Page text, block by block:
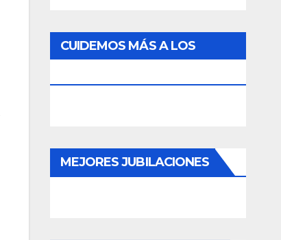
CUIDEMOS MÁS A LOS
MEJORES JUBILACIONES